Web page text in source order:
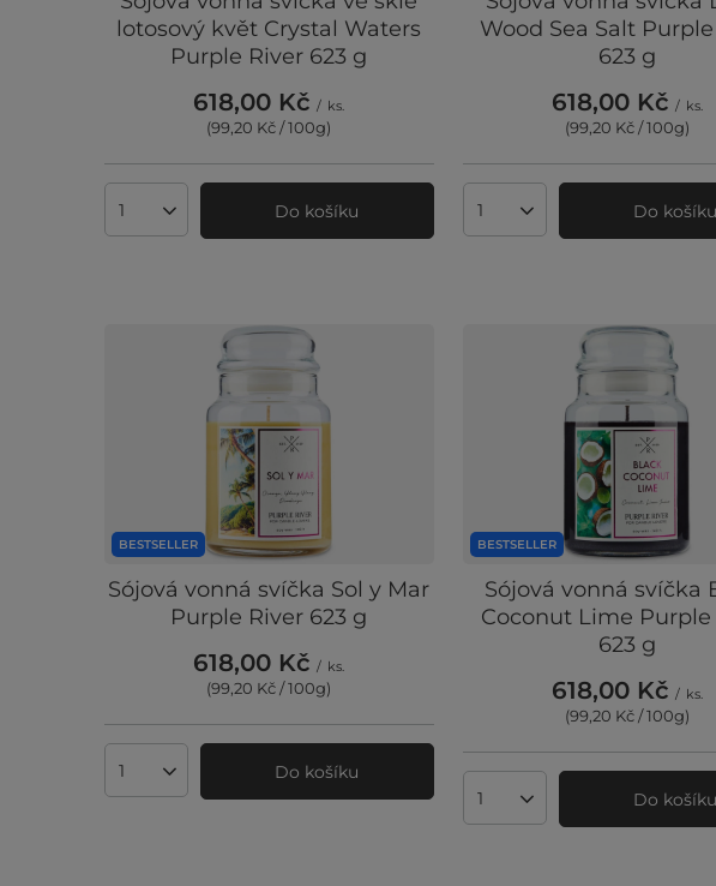
lotosový květ Crystal Waters
Purple River 623 g
618,00 Kč / ks.
(99,20 Kč / 100g)
Množství produktůDo košíku
Wood Sea Salt
623 g
618,00 Kč / ks.
(99,20 Kč / 100g)
Množství produktůDo košíku
BESTSELLER
Sójová vonná svíčka Sol y Mar
Purple River 623 g
618,00 Kč / ks.
(99,20 Kč / 100g)
Množství produktůDo košíku
BESTSELLER
Sójová vonná svíčka
Coconut Lime Purple
623 g
618,00 Kč / ks.
(99,20 Kč / 100g)
Množství produktůDo košíku